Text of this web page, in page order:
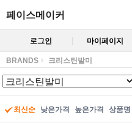
페이스메이커
로그인 마이페이지
BRANDS 크리스틴발미
최신순 낮은가격 높은가격 상품명